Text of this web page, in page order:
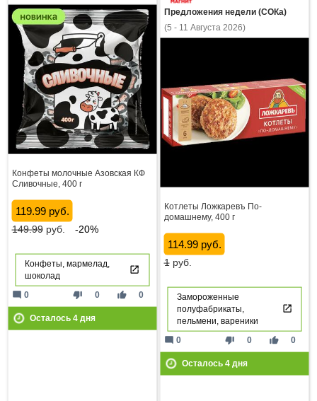
Конфеты молочные Азовская КФ
Сливочные, 400 г
119.99 руб.
149.99руб. -20%
Конфеты, мармелад,
шоколад
thumb_down 0 thumb_up 0
mode_comment 0
Осталось 4дня
Предложения недели (СОКа)
(5 - 11 Августа 2026)
Котлеты Ложкаревъ По-
домашнему, 400 г
114.99 руб.
1руб.
Замороженные
полуфабрикаты,
пельмени, вареники
thumb_down 0 thumb_up 0
mode_comment 0
Осталось 4дня